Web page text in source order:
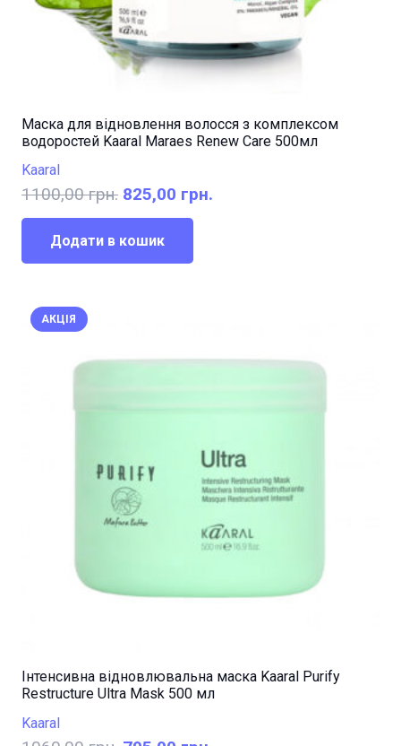
Маска для відновлення волосся з комплексом
водоростей Kaaral Maraes Renew Care 500мл
Kaaral
1100,00грн. Оригінальна
ціна:
1100,00 грн..
825,00 грн.
Додати в кошик
АКЦІЯ
Інтенсивна відновлювальна маска Kaaral Purify
Restructure Ultra Mask 500 мл
Kaaral